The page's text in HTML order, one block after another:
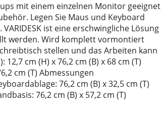
mit einem einzelnen Monitor geeignet
Legen Sie Maus und Keyboard
ist eine erschwingliche Lösung
werden. Wird komplett vormontiert
stellen und das Arbeiten kann
cm (H) x 76,2 cm (B) x 68 cm (T)
cm (T) Abmessungen
76,2 cm (B) x 32,5 cm (T)
76,2 cm (B) x 57,2 cm (T)